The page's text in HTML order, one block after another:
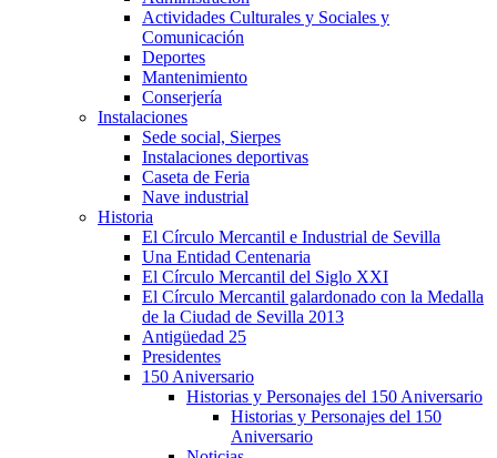
Actividades Culturales y Sociales y
Comunicación
Deportes
Mantenimiento
Conserjería
Instalaciones
Sede social, Sierpes
Instalaciones deportivas
Caseta de Feria
Nave industrial
Historia
El Círculo Mercantil e Industrial de Sevilla
Una Entidad Centenaria
El Círculo Mercantil del Siglo XXI
El Círculo Mercantil galardonado con la Medalla
de la Ciudad de Sevilla 2013
Antigüedad 25
Presidentes
150 Aniversario
Historias y Personajes del 150 Aniversario
Historias y Personajes del 150
Aniversario